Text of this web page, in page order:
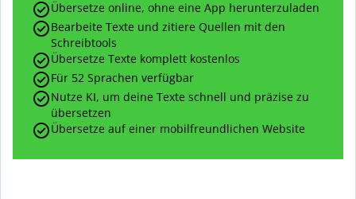
Übersetze online, ohne eine App herunterzuladen
Bearbeite Texte und zitiere Quellen mit den
Schreibtools
Übersetze Texte komplett kostenlos
Für 52 Sprachen verfügbar
Nutze KI, um deine Texte schnell und präzise zu
übersetzen
Übersetze auf einer mobilfreundlichen Website